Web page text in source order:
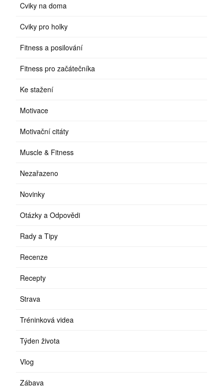
Cviky na doma
Cviky pro holky
Fitness a posilování
Fitness pro začátečníka
Ke stažení
Motivace
Motivační citáty
Muscle & Fitness
Nezařazeno
Novinky
Otázky a Odpovědi
Rady a Tipy
Recenze
Recepty
Strava
Tréninková videa
Týden života
Vlog
Zábava